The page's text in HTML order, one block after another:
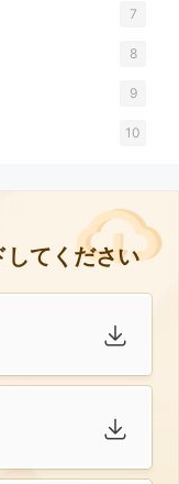
7
8
9
10
てください